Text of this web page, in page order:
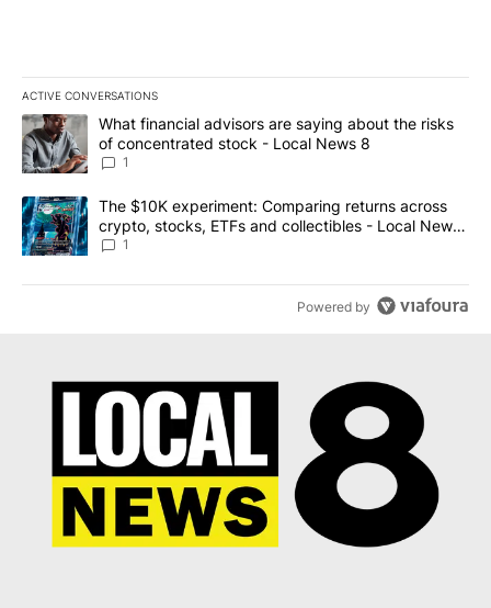
ACTIVE CONVERSATIONS
The following is a list of the most commented articles in the last
A trending article titled "What financial advisors are saying
What financial advisors are saying about the risks
of concentrated stock - Local News 8
1
A trending article titled "The $10K experiment: Comparing
The $10K experiment: Comparing returns across
crypto, stocks, ETFs and collectibles - Local News
8
1
Powered by